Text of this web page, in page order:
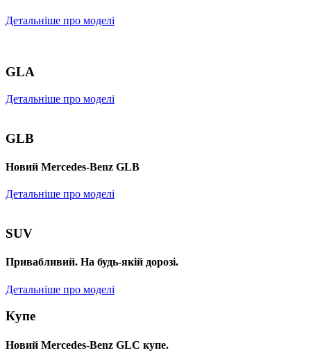
Детальніше про моделі
GLA
Детальніше про моделі
GLB
Новий Mercedes-Benz GLB
Детальніше про моделі
SUV
Привабливий. На будь-якій дорозі.
Детальніше про моделі
Купе
Новий Mercedes-Benz GLС купе.